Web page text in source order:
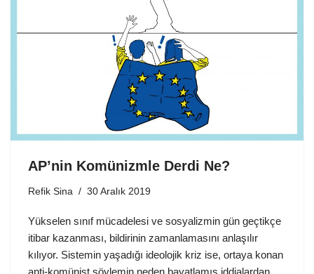
AP’nin Komünizmle Derdi Ne?
Refik Sina 30 Aralık 2019
Yükselen sınıf mücadelesi ve sosyalizmin gün geçtikçe
itibar kazanması, bildirinin zamanlamasını anlaşılır
kılıyor. Sistemin yaşadığı ideolojik kriz ise, ortaya konan
anti-komünist söylemin neden bayatlamış iddialardan